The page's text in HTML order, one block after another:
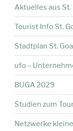
Aktuelles aus St.
Tourist Info St.
Stadtplan St.
ufo –
BUGA 2029
Studien zum
Netzwerke